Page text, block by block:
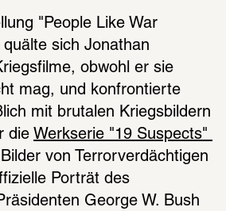
"People Like War
quälte sich Jonathan
obwohl er sie
mag, und konfrontierte
mit brutalen Kriegsbildern
die
von Terrorverdächtigen
Porträt des
George W. Bush